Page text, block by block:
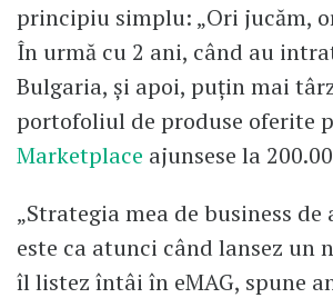
principiu simplu: „Ori jucăm,
În urmă cu 2 ani, când au
Bulgaria, și apoi, puțin mai
portofoliul de produse oferite
Marketplace ajunsese la
„Strategia mea de business de
este ca atunci când lansez un
îl listez întâi în eMAG, spune